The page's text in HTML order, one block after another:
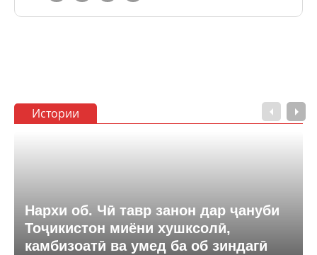
Истории
Нархи об. Чӣ тавр занон дар ҷануби
Тоҷикистон миёни хушксолӣ,
камбизоатӣ ва умед ба об зиндагӣ